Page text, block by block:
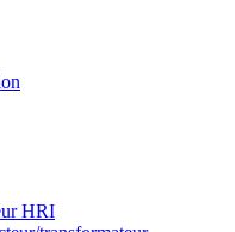
HRI